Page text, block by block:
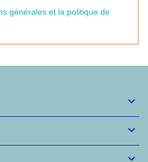
générales et la politique de

